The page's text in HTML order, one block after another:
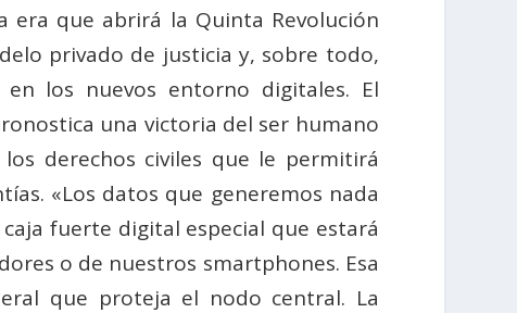
era que abrirá la Quinta Revolución
privado de justicia y, sobre todo,
los nuevos entorno digitales. El
una victoria del ser humano
derechos civiles que le permitirá
«Los datos que generemos nada
fuerte digital especial que estará
o de nuestros smartphones. Esa
que proteja el nodo central. La